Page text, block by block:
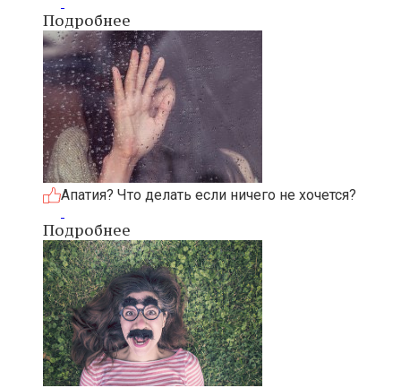
Подробнее
Апатия? Что делать если ничего не хочется?
Подробнее